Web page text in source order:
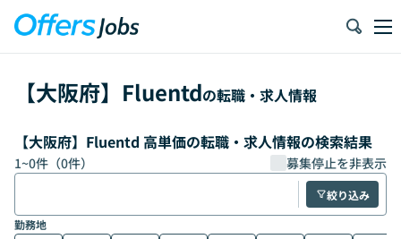
【大阪府】 Fluentdの転職・求人情報
【大阪府】Fluentd 高単価の転職・求人情報の検索結果
1~0件（0件） 募集停止を非表示
絞り込み
勤務地